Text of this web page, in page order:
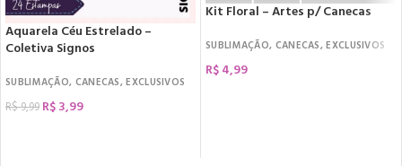
Aquarela Céu Estrelado –
Coletiva Signos
SUBLIMAÇÃO, CANECAS,EXCLUSIVOS
R$9,99 R$3,99
Kit Floral – Artes p/ Canecas
SUBLIMAÇÃO, CANECAS,EXCLUSIVOS
R$4,99